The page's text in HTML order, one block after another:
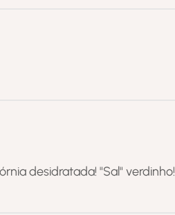
desidratada! "Sal" verdinho!